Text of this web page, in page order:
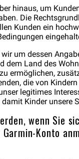
hinaus, um
Die
Kunden ein
um dessen
dem Land des
ermöglichen,
die von
legitimes
Kinder unsere
wenn Sie
Konto